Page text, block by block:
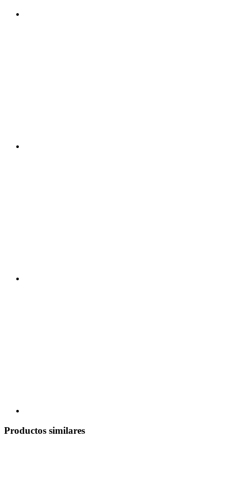
Productos similares